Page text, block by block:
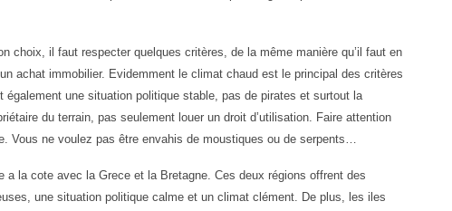
choix, il faut respecter quelques critères, de la même manière qu’il faut en
achat immobilier. Evidemment le climat chaud est le principal des critères
une situation politique stable, pas de pirates et surtout la
du terrain, pas seulement louer un droit d’utilisation. Faire attention
Vous ne voulez pas être envahis de moustiques ou de serpents…
a la cote avec la Grece et la Bretagne. Ces deux régions offrent des
une situation politique calme et un climat clément. De plus, les iles